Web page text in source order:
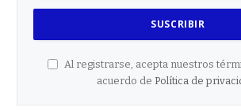
Al registrarse, acepta nuestros
acuerdo de Política de